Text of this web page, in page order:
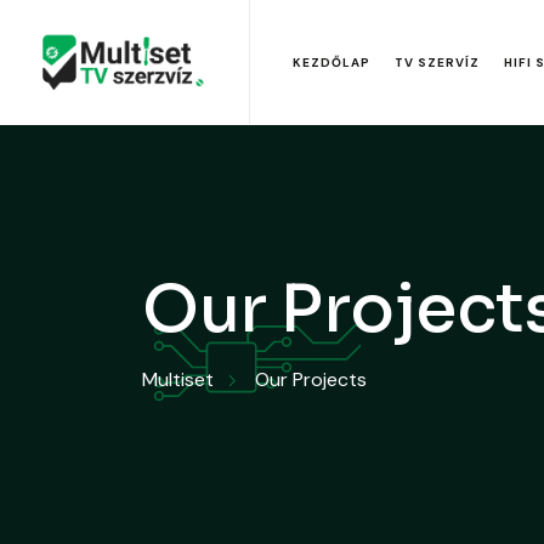
KEZDŐLAP TV SZERVÍZ HIFI
Our
Multiset Our Projects